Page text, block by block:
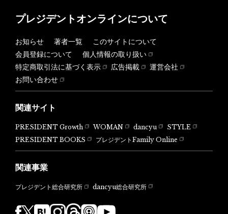
プレジデントオンラインについて
お知らせ 著者一覧
このサイトについて
会員登録について
個人情報の取り扱い
特定商取引法に基づく表示
広告掲載
運営会社
お問い合わせ
関連サイト
PRESIDENT Growth WOMAN dancyu
STYLE
PRESIDENT BOOKS
プレジデントFamily Online
関連事業
プレジデント総合研究所 dancyu総合研究所